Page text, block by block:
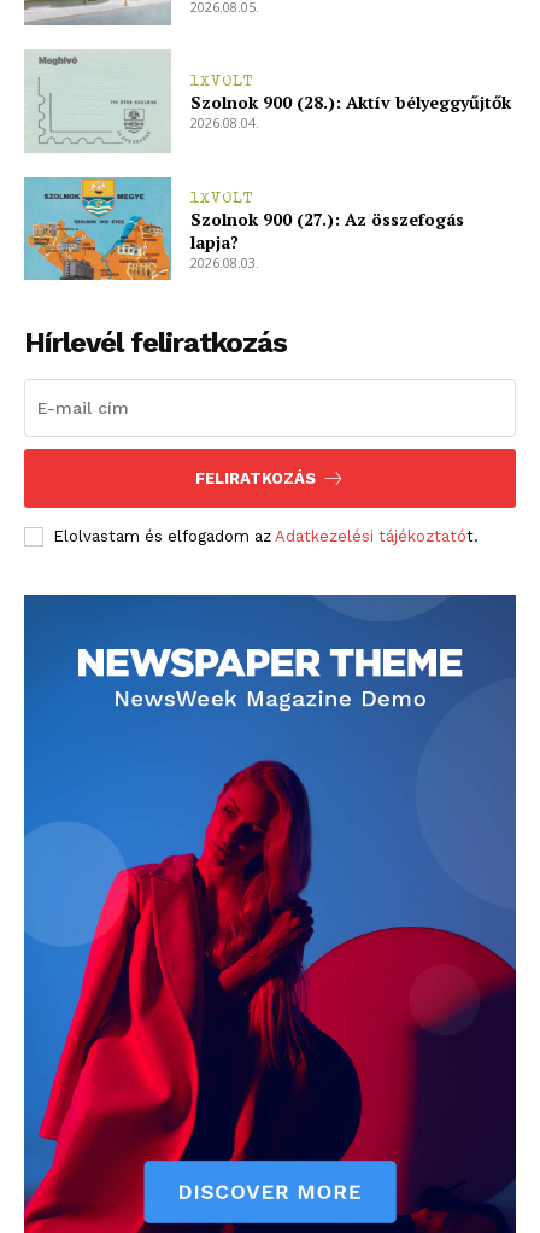
2026.08.05.
1XVOLT
Szolnok 900 (28.): Aktív bélyeggyűjtők
2026.08.04.
1XVOLT
Szolnok 900 (27.): Az összefogás
lapja?
2026.08.03.
Hírlevél feliratkozás
FELIRATKOZÁS
Elolvastam és elfogadom az Adatkezelési tájékoztatót.